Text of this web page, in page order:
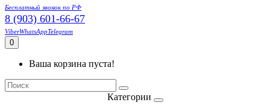
Бесплатный звонок по РФ
8 (903) 601-66-67
ViberWhatsAppTelegram
0
Ваша корзина пуста!
Категории